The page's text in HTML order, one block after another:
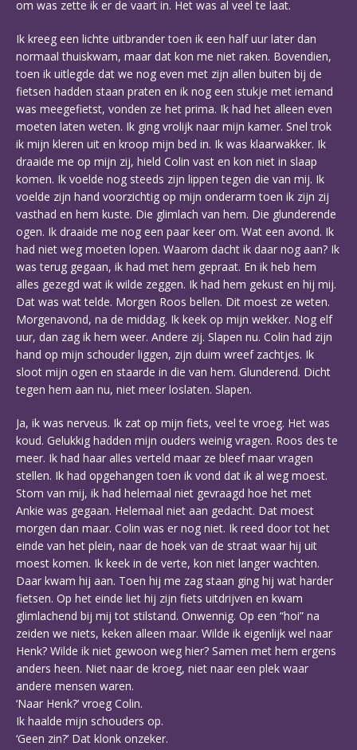
om was zette ik er de vaart in. Het was al veel te laat.
Ik kreeg een lichte uitbrander toen ik een half uur later dan
normaal thuiskwam, maar dat kon me niet raken. Bovendien,
toen ik uitlegde dat we nog even met zijn allen buiten bij de
fietsen hadden staan praten en ik nog een stukje met iemand
was meegefietst, vonden ze het prima. Ik had het alleen even
moeten laten weten. Ik ging vrolijk naar mijn kamer. Snel trok
ik mijn kleren uit en kroop mijn bed in. Ik was klaarwakker. Ik
draaide me op mijn zij, hield Colin vast en kon niet in slaap
komen. Ik voelde nog steeds zijn lippen tegen die van mij. Ik
voelde zijn hand voorzichtig op mijn onderarm toen ik zijn zij
vasthad en hem kuste. Die glimlach van hem. Die glunderende
ogen. Ik draaide me nog een paar keer om. Wat een avond. Ik
had niet weg moeten lopen. Waarom dacht ik daar nog aan? Ik
was terug gegaan, ik had met hem gepraat. En ik heb hem
alles gezegd wat ik wilde zeggen. Ik had hem gekust en hij mij.
Dat was wat telde. Morgen Roos bellen. Dit moest ze weten.
Morgenavond, na de middag. Ik keek op mijn wekker. Nog elf
uur, dan zag ik hem weer. Andere zij. Slapen nu. Colin had zijn
hand op mijn schouder liggen, zijn duim wreef zachtjes. Ik
sloot mijn ogen en staarde in die van hem. Glunderend. Dicht
tegen hem aan nu, niet meer loslaten. Slapen.
Ja, ik was nerveus. Ik zat op mijn fiets, veel te vroeg. Het was
koud. Gelukkig hadden mijn ouders weinig vragen. Roos des te
meer. Ik had haar alles verteld maar ze bleef maar vragen
stellen. Ik had opgehangen toen ik vond dat ik al weg moest.
Stom van mij, ik had helemaal niet gevraagd hoe het met
Ankie was gegaan. Helemaal niet aan gedacht. Dat moest
morgen dan maar. Colin was er nog niet. Ik reed door tot het
einde van het plein, naar de hoek van de straat waar hij uit
moest komen. Ik keek in de verte, kon niet langer wachten.
Daar kwam hij aan. Toen hij me zag staan ging hij wat harder
fietsen. Op het einde liet hij zijn fiets uitdrijven en kwam
glimlachend bij mij tot stilstand. Onwennig. Op een “hoi” na
zeiden we niets, keken alleen maar. Wilde ik eigenlijk wel naar
Henk? Wilde ik niet gewoon weg hier? Samen met hem ergens
anders heen. Niet naar de kroeg, niet naar een plek waar
andere mensen waren.
‘Naar Henk?’ vroeg Colin.
Ik haalde mijn schouders op.
‘Geen zin?’ Dat klonk onzeker.